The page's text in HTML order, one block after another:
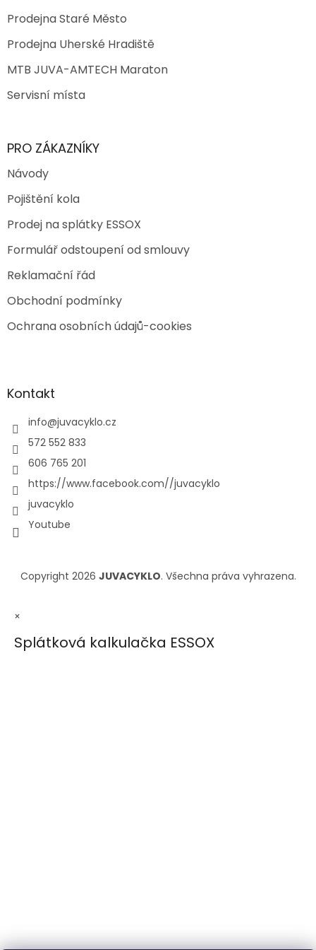
Prodejna Staré Město
Prodejna Uherské Hradiště
MTB JUVA-AMTECH Maraton
Servisní místa
PRO ZÁKAZNÍKY
Návody
Pojištění kola
Prodej na splátky ESSOX
Formulář odstoupení od smlouvy
Reklamační řád
Obchodní podmínky
Ochrana osobních údajů-cookies
Kontakt
info@juvacyklo.cz
572 552 833
606 765 201
https://www.facebook.com//juvacyklo
juvacyklo
Youtube
Copyright 2026 JUVACYKLO. Všechna práva vyhrazena.
×
Splátková kalkulačka ESSOX